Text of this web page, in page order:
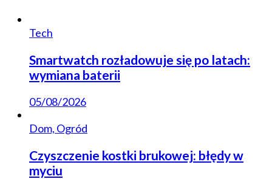
Tech
Smartwatch rozładowuje się po latach:
wymiana baterii
05/08/2026
Dom, Ogród
Czyszczenie kostki brukowej: błędy w
myciu